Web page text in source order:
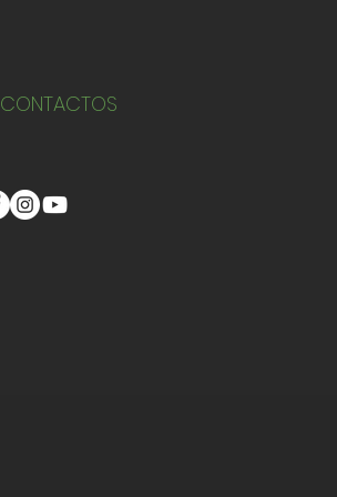
CONTACTOS